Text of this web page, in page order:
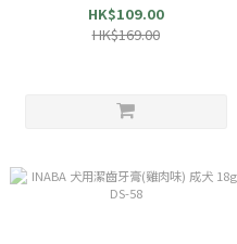
HK$109.00
HK$169.00